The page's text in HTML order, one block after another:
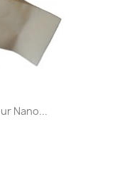
Nano...